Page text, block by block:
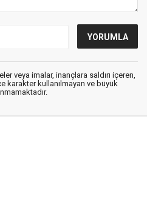
veya imalar, inançlara saldırı içeren,
karakter kullanılmayan ve büyük